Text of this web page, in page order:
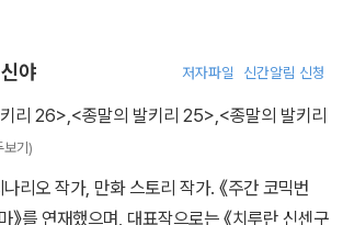
야 저자파일 신간알림 신청
리 26> <종말의 발키리 25> <종말의 발키리
보기)
리오 작가, 만화 스토리 작가. 《주간 코믹번
》를 연재했으며, 대표작으로는 《치루란 신센구